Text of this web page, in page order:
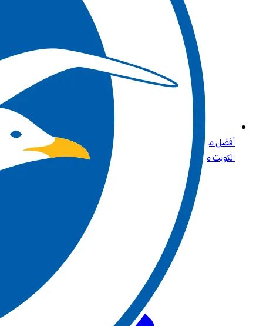
أفضل مواقع الكازينو التي تقبل بطاقات الائتمان و Paysafecard في
الكويت مع بت واي